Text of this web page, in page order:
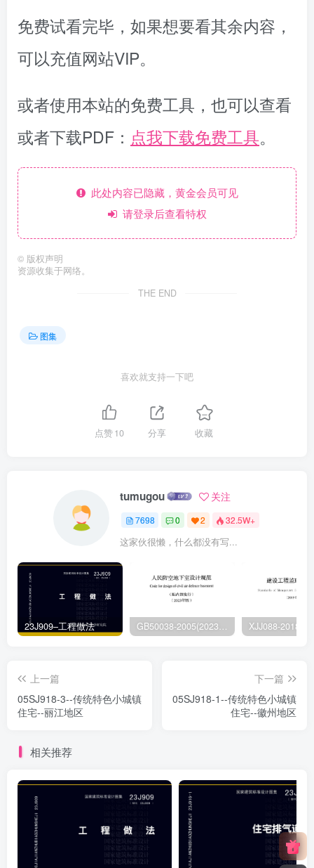
免费试看完毕，如果想要看其余内容，
可以充值网站VIP。
或者使用本站的免费工具，也可以查看
或者下载PDF： 点我下载免费工具。
此处内容已隐藏，黄金会员可见
请登录后查看特权
© 版权声明
资源收集于网络。
THE END
图集
喜欢就支持一下吧
点赞10 分享 收藏
tumugou 关注
7698 0 2 32.5W+
这家伙很懒，什么都没有写...
23J909–工程做法 GB50038-2005(2023版)–人民防空地下室设计规范
上一篇
05SJ918-3--传统特色小城镇
住宅--丽江地区
下一篇
05SJ918-1--传统特色小城镇
住宅--徽州地区
相关推荐